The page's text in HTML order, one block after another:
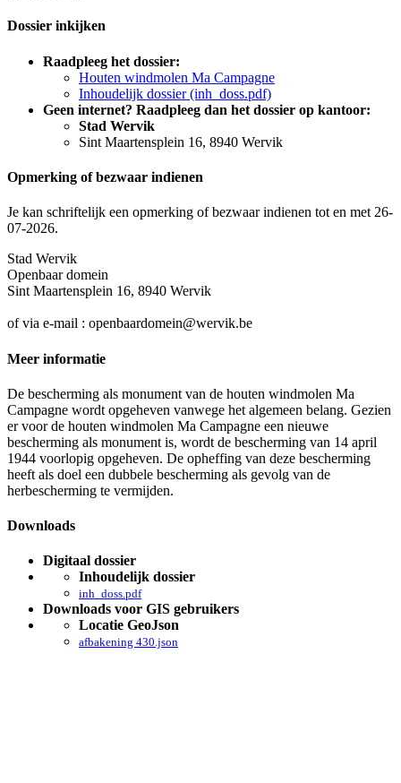
Dossier inkijken
Raadpleeg het dossier:
Houten windmolen Ma Campagne
Inhoudelijk dossier (inh_doss.pdf)
Geen internet? Raadpleeg dan het dossier op kantoor:
Stad Wervik
Sint Maartensplein 16, 8940 Wervik
Opmerking of bezwaar indienen
Je kan schriftelijk een opmerking of bezwaar indienen tot en met 26-
07-2026.
Stad Wervik
Openbaar domein
Sint Maartensplein 16, 8940 Wervik
of via e-mail : openbaardomein@wervik.be
Meer informatie
De bescherming als monument van de houten windmolen Ma
Campagne wordt opgeheven vanwege het algemeen belang. Gezien
er voor de houten windmolen Ma Campagne een nieuwe
bescherming als monument is, wordt de bescherming van 14 april
1944 voorlopig opgeheven. De opheffing van deze bescherming
heeft als doel een dubbele bescherming als gevolg van de
herbescherming te vermijden.
Downloads
Digitaal dossier
Inhoudelijk dossier
inh_doss.pdf
Downloads voor GIS gebruikers
Locatie GeoJson
afbakening 430.json